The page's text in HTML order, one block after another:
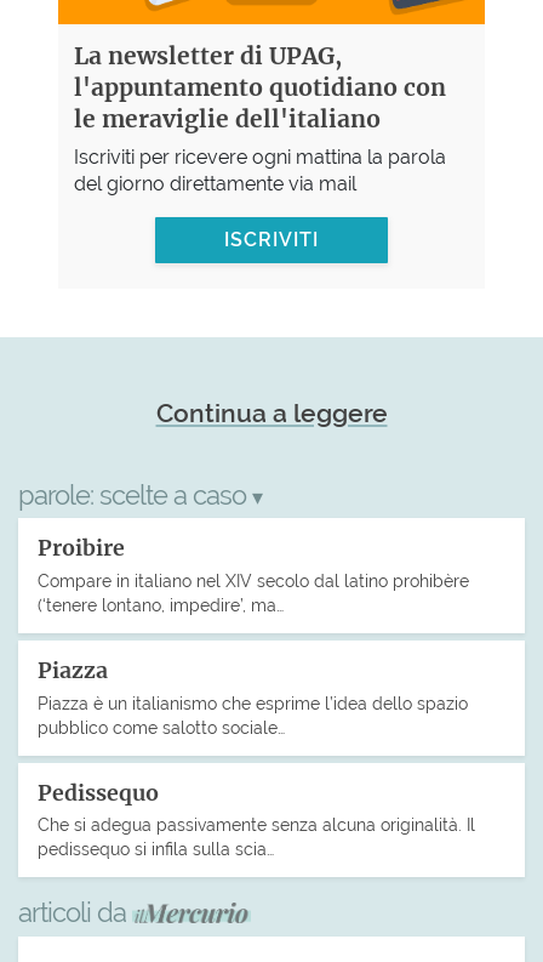
La newsletter di UPAG,
l'appuntamento quotidiano con
le meraviglie dell'italiano
Iscriviti per ricevere ogni mattina la parola
del giorno direttamente via mail
ISCRIVITI
Continua a leggere
parole: scelte a caso ▾
Proibire
Compare in italiano nel XIV secolo dal latino prohibère
(‘tenere lontano, impedire’, ma…
Piazza
Piazza è un italianismo che esprime l’idea dello spazio
pubblico come salotto sociale…
Pedissequo
Che si adegua passivamente senza alcuna originalità. Il
pedissequo si infila sulla scia…
articoli da